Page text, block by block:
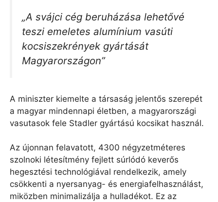
„A svájci cég beruházása lehetővé
teszi emeletes alumínium vasúti
kocsiszekrények gyártását
Magyarországon”
A miniszter kiemelte a társaság jelentős szerepét
a magyar mindennapi életben, a magyarországi
vasutasok fele Stadler gyártású kocsikat használ.
Az újonnan felavatott, 4300 négyzetméteres
szolnoki létesítmény fejlett súrlódó keverős
hegesztési technológiával rendelkezik, amely
csökkenti a nyersanyag- és energiafelhasználást,
miközben minimalizálja a hulladékot. Ez az